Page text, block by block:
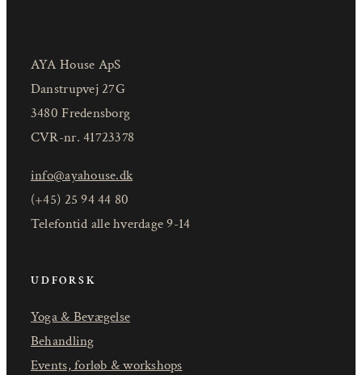
AYA House ApS
Danstrupvej 27G
3480 Fredensborg
CVR-nr. 41723378
info@ayahouse.dk
(+45) 25 94 44 80
Telefontid alle hverdage 9-14
UDFORSK
Yoga & Bevægelse
Behandling
Events, forløb & workshops